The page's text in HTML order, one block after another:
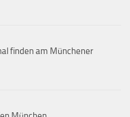
finden am Münchener